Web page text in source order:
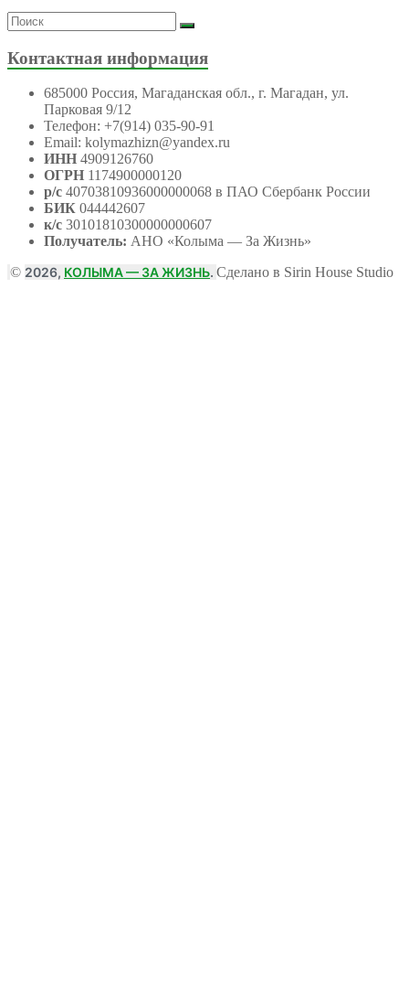
Контактная информация
685000 Россия, Магаданская обл., г. Магадан, ул.
Парковая 9/12
Телефон: +7(914) 035-90-91
Email: kolymazhizn@yandex.ru
ИНН 4909126760
ОГРН 1174900000120
р/с 40703810936000000068 в ПАО Сбербанк России
БИК 044442607
к/с 30101810300000000607
Получатель: АНО «Колыма — За Жизнь»
© 2026, КОЛЫМА — ЗА ЖИЗНЬ. Сделано в Sirin House Studio